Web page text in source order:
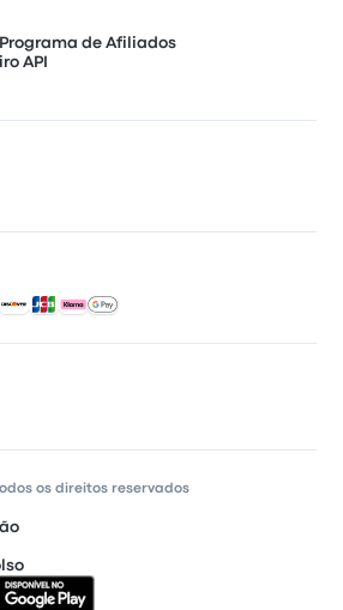
de Afiliados
API
os direitos reservados